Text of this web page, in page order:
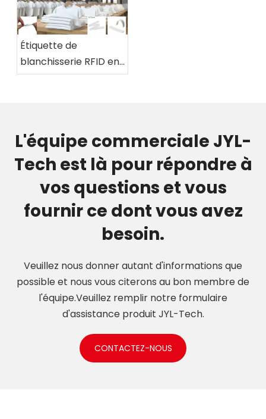
Étiquette de
blanchisserie RFID en
silicone JYL-Tech
L'équipe commerciale JYL-
Tech est là pour répondre à
vos questions et vous
fournir ce dont vous avez
besoin.
Veuillez nous donner autant d'informations que
possible et nous vous citerons au bon membre de
l'équipe.Veuillez remplir notre formulaire
d'assistance produit JYL-Tech.
CONTACTEZ-NOUS